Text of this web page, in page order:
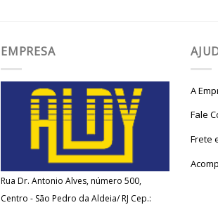
EMPRESA
Rua Dr. Antonio Alves, número 500,
Centro - São Pedro da Aldeia/ RJ Cep.:
A
Fale
Frete